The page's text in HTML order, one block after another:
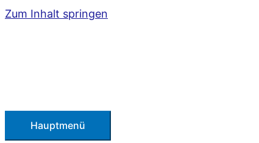
Zum Inhalt springen
Hauptmenü